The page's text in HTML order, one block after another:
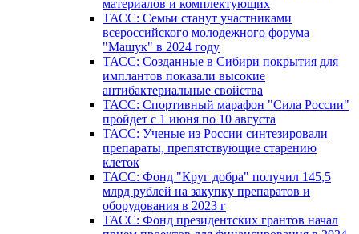
материалов и комплектующих
ТАСС: Семьи станут участниками
всероссийского молодежного форума
"Машук" в 2024 году
ТАСС: Созданные в Сибири покрытия для
имплантов показали высокие
антибактериальные свойства
ТАСС: Спортивный марафон "Сила России"
пройдет с 1 июня по 10 августа
ТАСС: Ученые из России синтезировали
препараты, препятствующие старению
клеток
ТАСС: Фонд "Круг добра" получил 145,5
млрд рублей на закупку препаратов и
оборудования в 2023 г
ТАСС: Фонд президентских грантов начал